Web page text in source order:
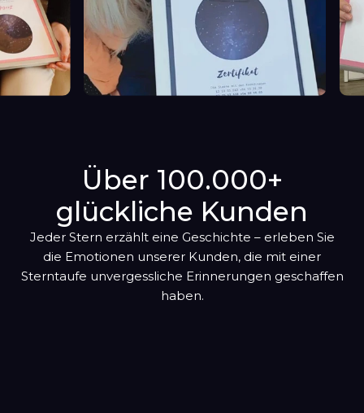
Über 100.000+
glückliche Kunden
Jeder Stern erzählt eine Geschichte – erleben Sie
die Emotionen unserer Kunden, die mit einer
Sterntaufe unvergessliche Erinnerungen geschaffen
haben.